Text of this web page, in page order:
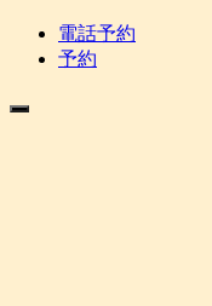
電話予約
予約